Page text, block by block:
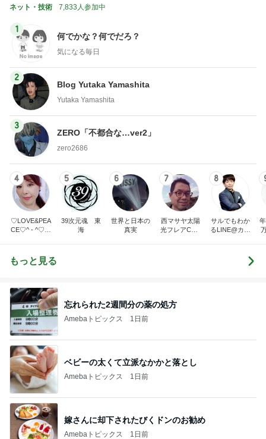
ネット・技術 7,833人参加中
1
何でかな？何でだろ？
気になる毎日
2
Blog Yutaka Yamashita
Yutaka Yamashita
3
ZERO「不都合な…ver2」
zero2686
4
♡LOVE&PEA
CE♡^ - ^♡の
5
39次元魂 東
海
6
世界と日本の
真実
7
西マサヤ太陽
光フレアCME
8
サルでもわか
るLINE@カフ
発者のつぶや
もっと見る
忘れられた2週間分の薬の処方
Amebaトピックス 1日前
ベビーの太くて立派なかかと落とし
Amebaトピックス 1日前
嫁さんに却下されたびくドンのお勧め
Amebaトピックス 1日前